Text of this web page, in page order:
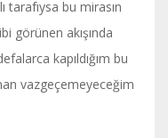
tarafıysa bu mirasın
görünen akışında
kapıldığım bu
vazgeçemeyeceğim